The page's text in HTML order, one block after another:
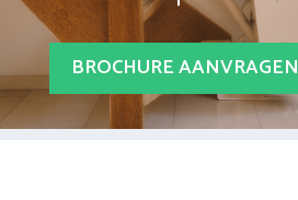
BROCHURE AANVRAGEN